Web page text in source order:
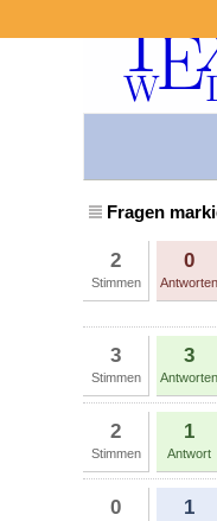
Fragen
2
Stimmen
0
Antworten
3
Stimmen
3
Antworten
2
Stimmen
1
Antwort
0 1